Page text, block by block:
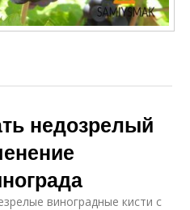
недозрелый
виноградные кисти с